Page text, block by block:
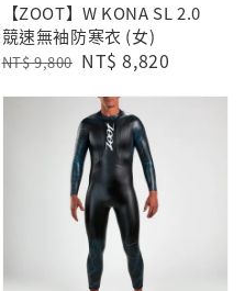
【ZOOT】W KONA SL 2.0
競速無袖防寒衣 (女)
Regular
NT$ 9,800 Sale
NT$ 8,820